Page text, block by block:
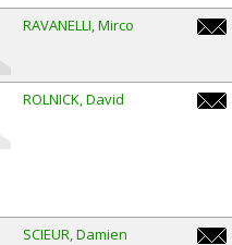
RAVANELLI Mirco
ROLNICK David
SCIEUR Damien